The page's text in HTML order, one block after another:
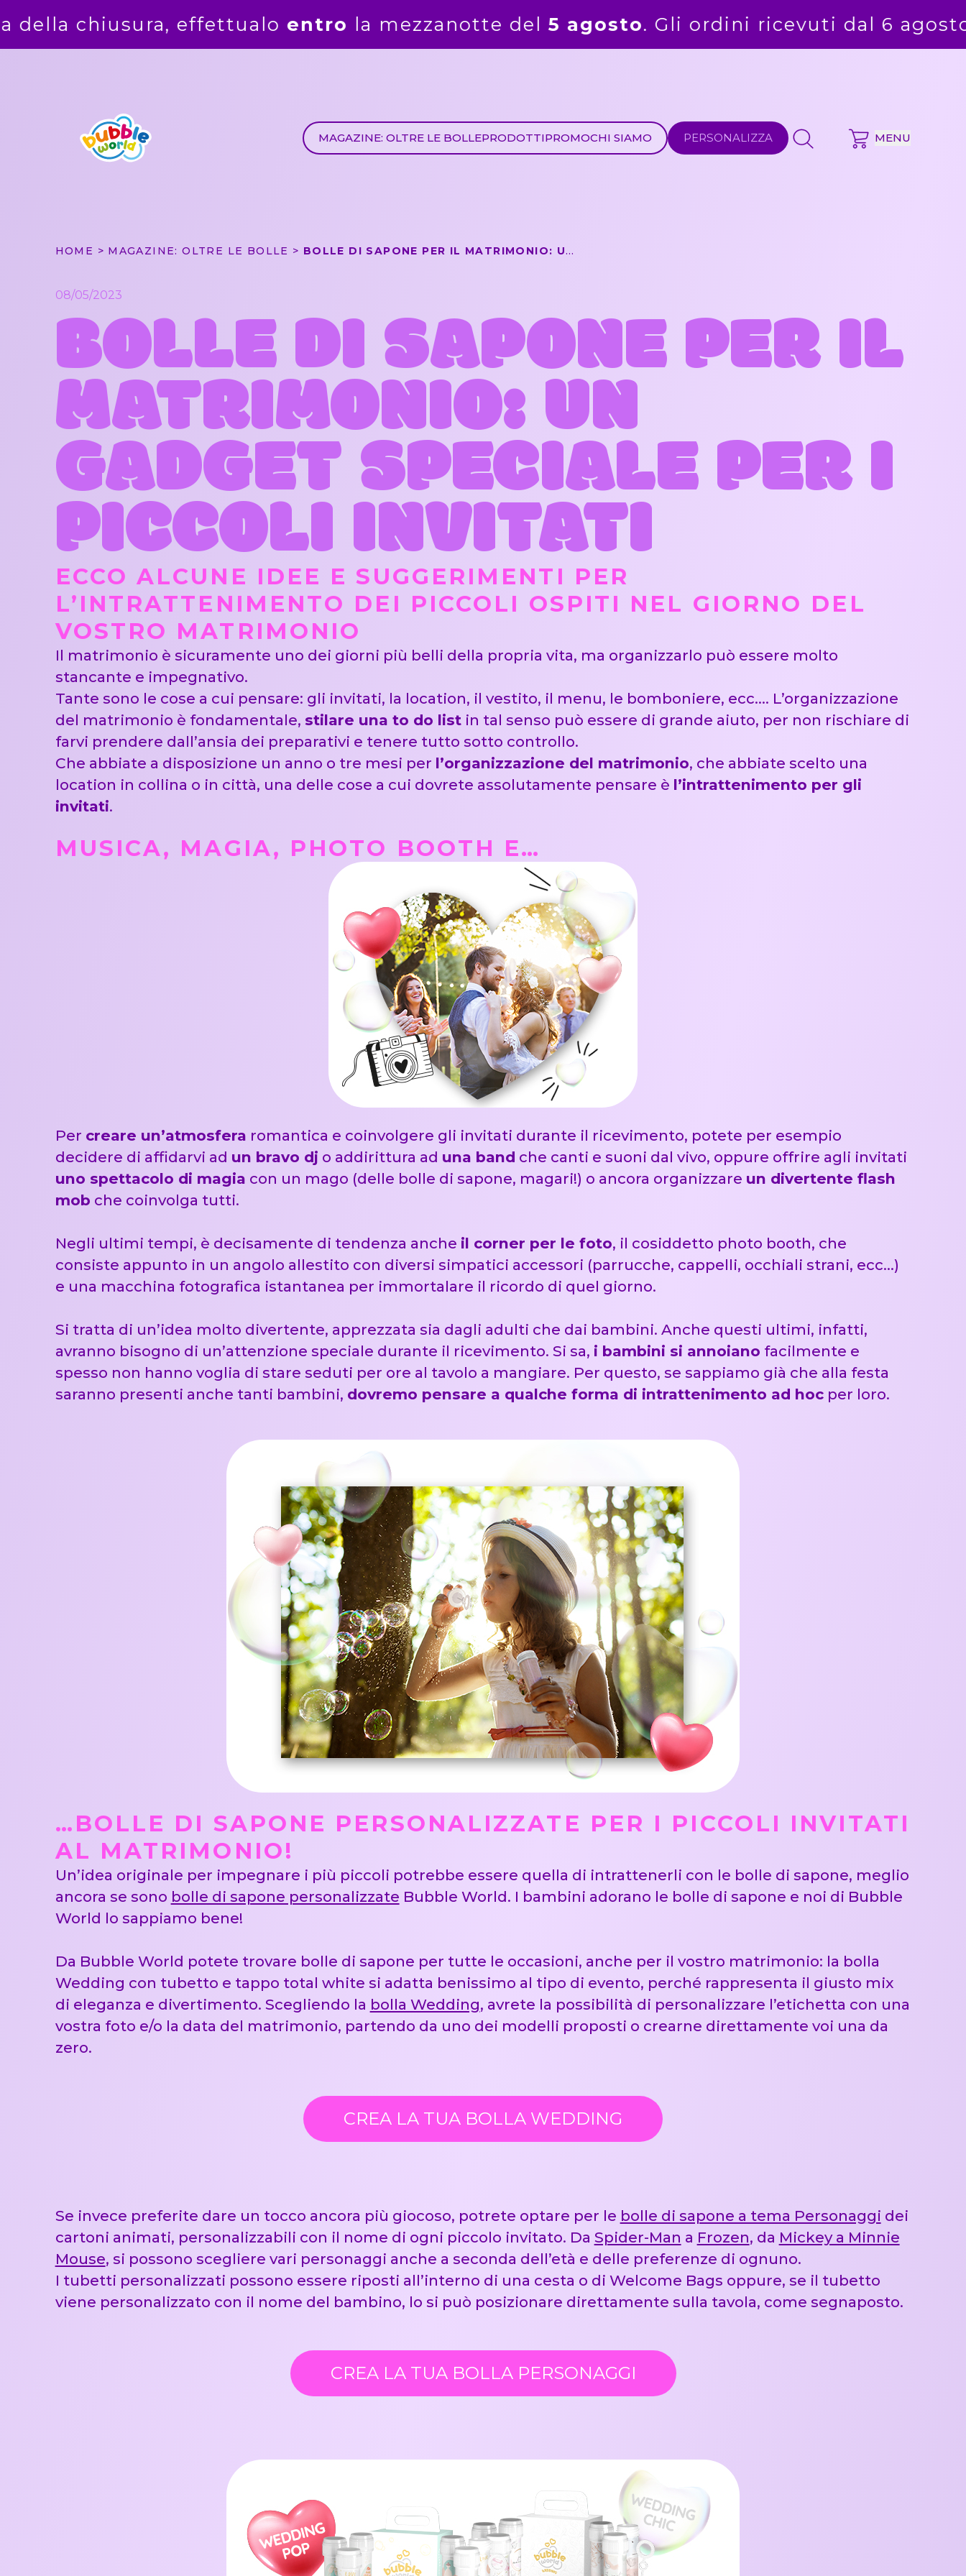
entrola mezzanotte del5 agosto. Gli ordini ricevuti dal 6 agosto saranno evasi alla
MAGAZINE: OLTRE LE BOLLEPRODOTTIPROMOCHI SIAMO PERSONALIZZA MENU
HOME MAGAZINE: OLTRE LE BOLLE BOLLE DI SAPONE PER IL MATRIMONIO: UN GADGET SPECIALE PER I PICCOLI INVITATI
08/05/2023
BOLLE DI SAPONE PER IL
MATRIMONIO: UN
GADGET SPECIALE PER I
PICCOLI INVITATI
ECCO ALCUNE IDEE E SUGGERIMENTI PER
L’INTRATTENIMENTO DEI PICCOLI OSPITI NEL GIORNO DEL
VOSTRO MATRIMONIO
Il matrimonio è sicuramente uno dei giorni più belli della propria vita, ma organizzarlo può essere molto
stancante e impegnativo.
Tante sono le cose a cui pensare: gli invitati, la location, il vestito, il menu, le bomboniere, ecc…. L’organizzazione
del matrimonio è fondamentale, stilare una to do listin tal senso può essere di grande aiuto, per non rischiare di
farvi prendere dall’ansia dei preparativi e tenere tutto sotto controllo.
Che abbiate a disposizione un anno o tre mesi per l’organizzazione del matrimonio, che abbiate scelto una
location in collina o in città, una delle cose a cui dovrete assolutamente pensare è l’intrattenimento per gli
invitati.
MUSICA, MAGIA, PHOTO BOOTH E…
Per creare un’atmosfera romantica e coinvolgere gli invitati durante il ricevimento, potete per esempio
decidere di affidarvi ad un bravo dj o addirittura ad una band che canti e suoni dal vivo, oppure offrire agli invitati
uno spettacolo di magia con un mago (delle bolle di sapone, magari!) o ancora organizzare un divertente flash
mob che coinvolga tutti.
Negli ultimi tempi, è decisamente di tendenza anche il corner per le foto, il cosiddetto photo booth, che
consiste appunto in un angolo allestito con diversi simpatici accessori (parrucche, cappelli, occhiali strani, ecc…)
e una macchina fotografica istantanea per immortalare il ricordo di quel giorno.
Si tratta di un’idea molto divertente, apprezzata sia dagli adulti che dai bambini. Anche questi ultimi, infatti,
avranno bisogno di un’attenzione speciale durante il ricevimento. Si sa, i bambini si annoiano facilmente e
spesso non hanno voglia di stare seduti per ore al tavolo a mangiare. Per questo, se sappiamo già che alla festa
saranno presenti anche tanti bambini, dovremo pensare a qualche forma di intrattenimento ad hocper loro.
…BOLLE DI SAPONE PERSONALIZZATE PER I PICCOLI INVITATI
AL MATRIMONIO!
Un’idea originale per impegnare i più piccoli potrebbe essere quella di intrattenerli con le bolle di sapone, meglio
ancora se sono bolle di sapone personalizzate Bubble World. I bambini adorano le bolle di sapone e noi di Bubble
World lo sappiamo bene!
Da Bubble World potete trovare bolle di sapone per tutte le occasioni, anche per il vostro matrimonio: la bolla
Wedding con tubetto e tappo total white si adatta benissimo al tipo di evento, perché rappresenta il giusto mix
di eleganza e divertimento. Scegliendo la bolla Wedding, avrete la possibilità di personalizzare l’etichetta con una
vostra foto e/o la data del matrimonio, partendo da uno dei modelli proposti o crearne direttamente voi una da
zero.
CREA LA TUA BOLLA WEDDING
Se invece preferite dare un tocco ancora più giocoso, potrete optare per le bolle di sapone a tema Personaggi dei
cartoni animati, personalizzabili con il nome di ogni piccolo invitato. Da Spider-Man a Frozen, da Mickey a Minnie
Mouse, si possono scegliere vari personaggi anche a seconda dell’età e delle preferenze di ognuno.
I tubetti personalizzati possono essere riposti all’interno di una cesta o di Welcome Bags oppure, se il tubetto
viene personalizzato con il nome del bambino, lo si può posizionare direttamente sulla tavola, come segnaposto.
CREA LA TUA BOLLA PERSONAGGI